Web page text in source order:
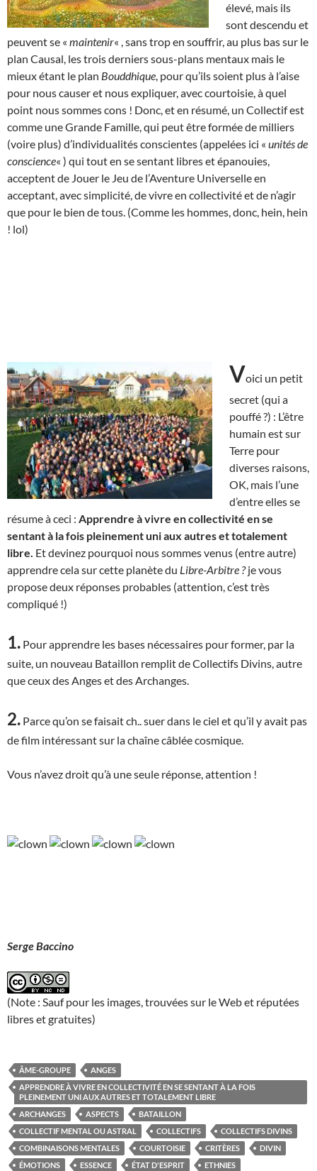
élevé, mais ils
sont descendu et
peuvent se « maintenir« , sans trop en souffrir, au plus bas sur le
plan Causal, les trois derniers sous-plans mentaux mais le
mieux étant le plan Bouddhique , pour qu’ils soient plus à l’aise
pour nous causer et nous expliquer, avec courtoisie, à quel
point nous sommes cons ! Donc, et en résumé, un Collectif est
comme une Grande Famille, qui peut être formée de milliers
(voire plus) d’individualités conscientes (appelées ici « unités de
conscience« ) qui tout en se sentant libres et épanouies,
acceptent de Jouer le Jeu de l’Aventure Universelle en
acceptant, avec simplicité, de vivre en collectivité et de n’agir
que pour le bien de tous. (Comme les hommes, donc, hein, hein
! lol)
Voici un petit
secret (qui a
pouffé ?) : L’être
humain est sur
Terre pour
diverses raisons,
OK, mais l’une
d’entre elles se
résume à ceci : Apprendre à vivre en collectivité en se
sentant à la fois pleinement uni aux autres et totalement
libre. Et devinez pourquoi nous sommes venus (entre autre)
apprendre cela sur cette planète du Libre-Arbitre ?je vous
propose deux réponses probables (attention, c’est très
compliqué !)
1. Pour apprendre les bases nécessaires pour former, par la
suite, un nouveau Bataillon remplit de Collectifs Divins, autre
que ceux des Anges et des Archanges.
2. Parce qu’on se faisait ch.. suer dans le ciel et qu’il y avait pas
de film intéressant sur la chaîne câblée cosmique.
Vous n’avez droit qu’à une seule réponse, attention !
Serge Baccino
(Note : Sauf pour les images, trouvées sur le Web et réputées
libres et gratuites)
ÂME-GROUPE
ANGES
APPRENDRE À VIVRE EN COLLECTIVITÉ EN SE SENTANT À LA FOIS
PLEINEMENT UNI AUX AUTRES ET TOTALEMENT LIBRE
ARCHANGES
ASPECTS
BATAILLON
COLLECTIF MENTAL OU ASTRAL
COLLECTIFS
COLLECTIFS DIVINS
COMBINAISONS MENTALES
COURTOISIE CRITÈRES
DIVIN
ÉMOTIONS
ESSENCE ÉTAT D'ESPRIT ETHNIES